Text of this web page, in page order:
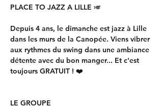
PLACE TO JAZZ A LILLE 🎺
Depuis 4 ans, le dimanche est jazz à Lille
dans les murs de la Canopée. Viens vibrer
aux rythmes du swing dans une ambiance
détente avec du bon manger... Et c'est
toujours GRATUIT ! ❤️
LE GROUPE